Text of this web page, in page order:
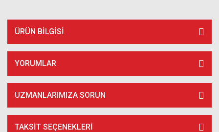
ÜRÜN BILGISI
YORUMLAR
UZMANLARIMIZA SORUN
TAKSIT SEÇENEKLERI